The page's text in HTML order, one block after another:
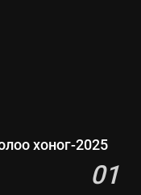
хоног-2025
01